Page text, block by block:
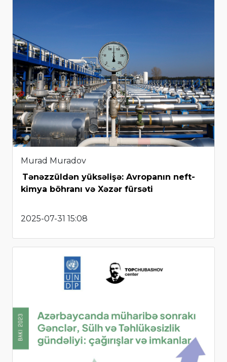
Murad Muradov
Tənəzzüldən yüksəlişə: Avropanın neft-
kimya böhranı və Xəzər fürsəti
2025-07-31 15:08